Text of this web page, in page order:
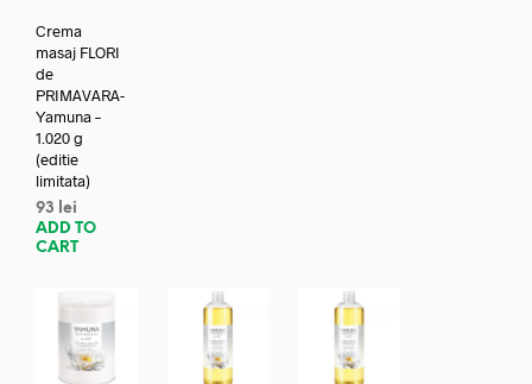
Crema
masaj FLORI
de
PRIMAVARA-
Yamuna –
1.020 g
(editie
limitata)
93
lei
ADD TO
CART